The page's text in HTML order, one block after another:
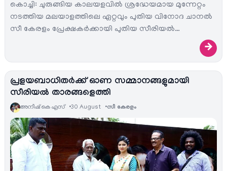
കൊച്ചി: ചുരുങ്ങിയ കാലയളവില്‍ ശ്രദ്ധേയമായ മുന്നേറ്റം
നടത്തിയ മലയാളത്തിലെ ഏറ്റവും പുതിയ വിനോദ ചാനല്‍
സീ കേരളം പ്രേക്ഷകര്‍ക്കായി പുതിയ സീരിയല്‍…
→
പ്രളയബാധിതര്‍ക്ക് ഓണ സമ്മാനങ്ങളുമായി
സീരിയല്‍ താരങ്ങളെത്തി
അനീഷ്‌ കെ എസ് 30 August സീ കേരളം